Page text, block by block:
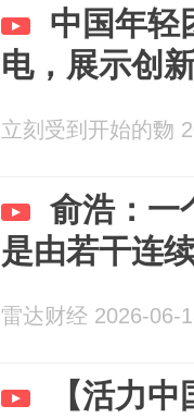
中国年轻
电，展示创
立刻受到开始的覅
俞浩：一
是由若干连
雷达财经 2026-06-
【活力